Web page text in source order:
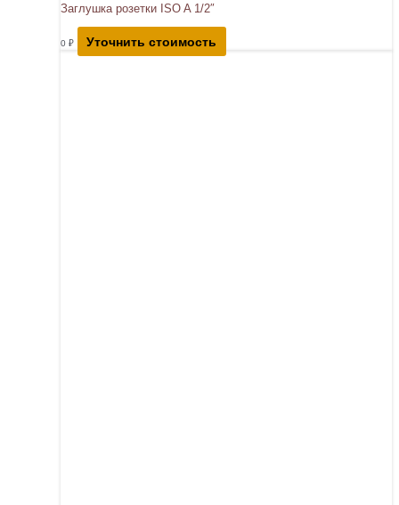
Заглушка розетки ISO A 1/2″
0 ₽ Уточнить стоимость